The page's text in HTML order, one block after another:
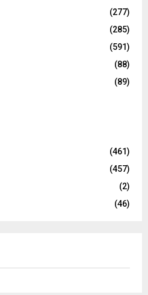
(277)
(285)
(591)
(88)
(89)
(461)
(457)
(2)
(46)